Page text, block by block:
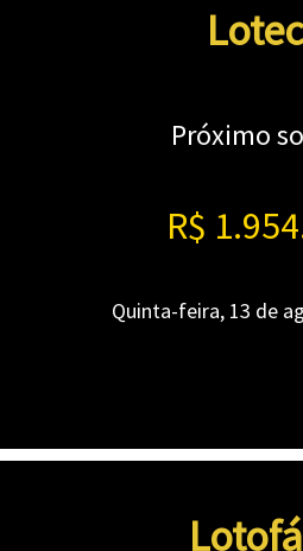
Próximo
R$
Quinta-feira, 13 de